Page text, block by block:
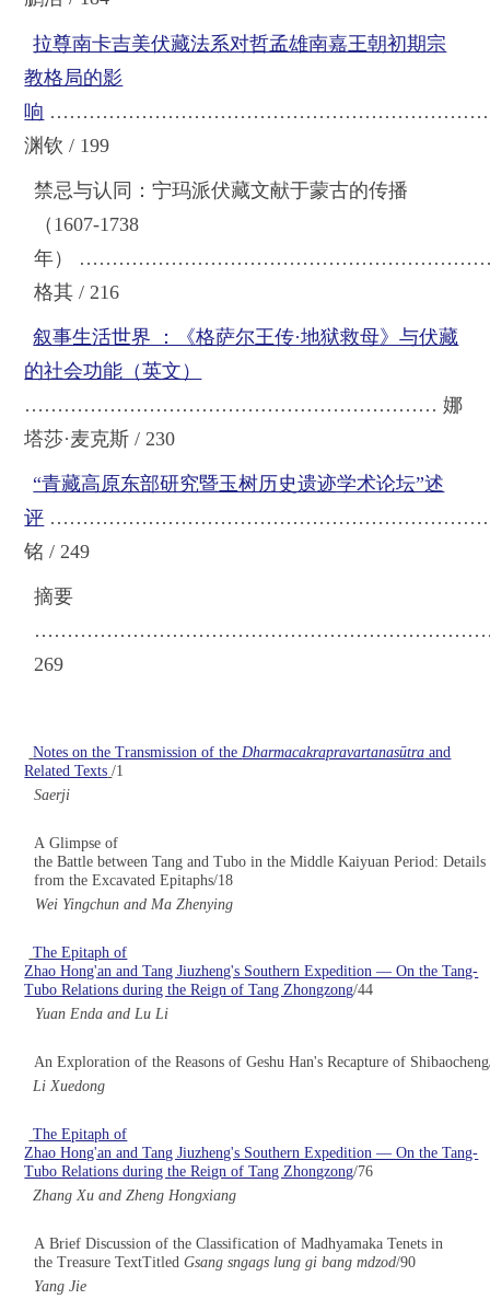
拉尊南卡吉美伏藏法系对哲孟雄南嘉王朝初期宗
教格局的影
响
渊钦 / 199
禁忌与认同：宁玛派伏藏文献于蒙古的传播
（1607-1738
年）
格其 / 216
叙事生活世界 ：《格萨尔王传·地狱救母》与伏藏
的社会功能（英文）
……………………………………………………… 娜
塔莎·麦克斯 / 230
“青藏高原东部研究暨玉树历史遗迹学术论坛”述
评
铭 / 249
摘要
269
Notes on the Transmission of theDharmacakrapravartanasūtra and
Related Texts /1
Saerji
A Glimpse of
the Battle between Tang and Tubo in the Middle Kaiyuan Period: Details
from the Excavated Epitaphs/18
Wei Yingchun and Ma Zhenying
The Epitaph of
Zhao Hong'an and Tang Jiuzheng's Southern Expedition — On the Tang-
Tubo Relations during the Reign of Tang Zhongzong/44
Yuan Enda and Lu Li
An Exploration of the Reasons of Geshu Han's Recapture of
Li Xuedong
The Epitaph of
Zhao Hong'an and Tang Jiuzheng's Southern Expedition — On the Tang-
Tubo Relations during the Reign of Tang Zhongzong/76
Zhang Xu and Zheng Hongxiang
A Brief Discussion of the Classification of Madhyamaka Tenets in
the Treasure TextTitled Gsang sngags lung gi bang mdzod/90
Yang Jie